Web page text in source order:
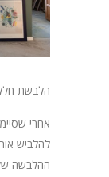
הלבשת חלל
אחרי
להלביש
ההלבשה